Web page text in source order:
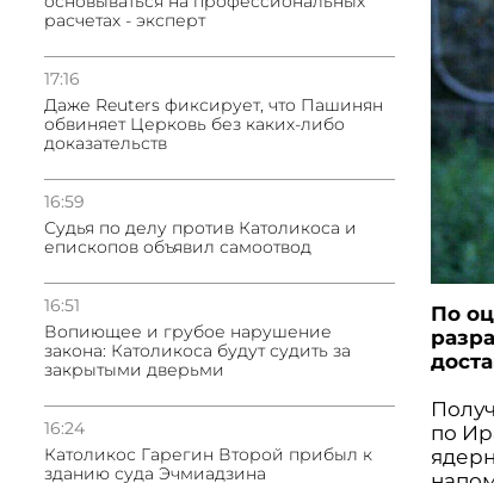
расчетах - эксперт
17:16
Даже Reuters фиксирует, что Пашинян
обвиняет Церковь без каких-либо
доказательств
16:59
Судья по делу против Католикоса и
епископов объявил самоотвод
16:51
Вопиющее и грубое нарушение
закона: Католикоса будут судить за
закрытыми дверьми
16:24
Католикос Гарегин Второй прибыл к
зданию суда Эчмиадзина
По
по